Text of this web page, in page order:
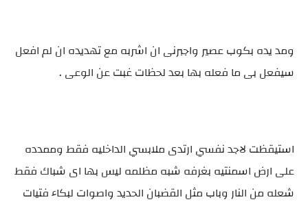
ومد يده بكوب عصير واجبرنى ان اشربه مع تهديده ان لم افعل
سيفعل بى ما فعله بها بعد لحظات غبت عن الوعى .
استيقظت لاجد نفسي ارتدى ملابسي الداخليه فقط وممدده
على ارض اسمنتيه بغرفه شبه مظلمه ليس بها اى شباك فقط
شعله من النار وباب مثل القضبان الحديد واصوات لبكاء فتيات